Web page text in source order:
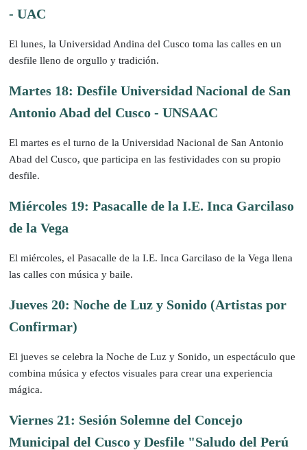
- UAC
El lunes, la Universidad Andina del Cusco toma las calles en un
desfile lleno de orgullo y tradición.
Martes 18: Desfile Universidad Nacional de San
Antonio Abad del Cusco - UNSAAC
El martes es el turno de la Universidad Nacional de San Antonio
Abad del Cusco, que participa en las festividades con su propio
desfile.
Miércoles 19: Pasacalle de la I.E. Inca Garcilaso
de la Vega
El miércoles, el Pasacalle de la I.E. Inca Garcilaso de la Vega llena
las calles con música y baile.
Jueves 20: Noche de Luz y Sonido (Artistas por
Confirmar)
El jueves se celebra la Noche de Luz y Sonido, un espectáculo que
combina música y efectos visuales para crear una experiencia
mágica.
Viernes 21: Sesión Solemne del Concejo
Municipal del Cusco y Desfile "Saludo del Perú